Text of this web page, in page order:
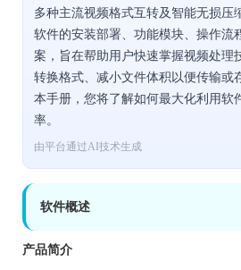
多种主流视频格式互转及智能无损压
软件的安装部署、功能模块、操作流
案，旨在帮助用户快速掌握视频处理
转换格式、减小文件体积以便传输或
本手册，您将了解如何最大化利用软
率。
由平台通过AI技术生成
软件概述
产品简介